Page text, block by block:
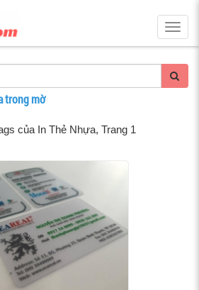
trong mờ
của In Thẻ Nhựa, Trang 1